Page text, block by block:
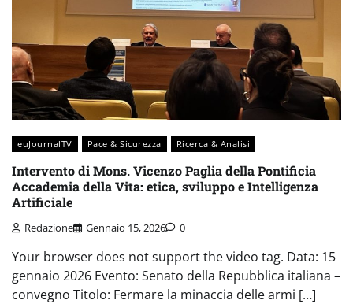
euJournalTV Pace & Sicurezza Ricerca & Analisi
Intervento di Mons. Vicenzo Paglia della Pontificia
Accademia della Vita: etica, sviluppo e Intelligenza
Artificiale
Redazione Gennaio 15, 2026 0
Your browser does not support the video tag. Data: 15
gennaio 2026 Evento: Senato della Repubblica italiana –
convegno Titolo: Fermare la minaccia delle armi […]